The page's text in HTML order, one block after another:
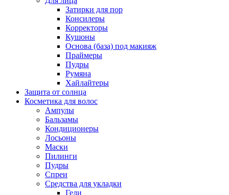
Затирки для пор
Консилеры
Корректоры
Кушоны
Основа (база) под макияж
Праймеры
Пудры
Румяна
Хайлайтеры
Защита от солнца
Косметика для волос
Ампулы
Бальзамы
Кондиционеры
Лосьоны
Маски
Пилинги
Пудры
Спреи
Средства для укладки
Гели